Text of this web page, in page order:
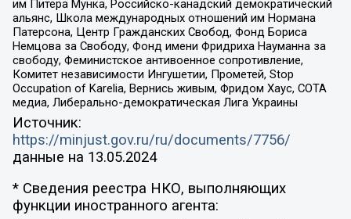
им Питера Мунка, Российско-канадский демократический
альянс, Школа международных отношений им Нормана
Патерсона, Центр Гражданских Свобод, Фонд Бориса
Немцова за Свободу, Фонд имени Фридриха Науманна за
свободу, Феминистское антивоенное сопротивление,
Комитет независимости Ингушетии, Прометей, Stop
Occupation of Karelia, Вернись живым, Фридом Хаус, СОТА
медиа, Либерально-демократическая Лига Украины
Источник:
https://minjust.gov.ru/ru/documents/7756/
данные на 13.05.2024
* Сведения реестра НКО, выполняющих
функции иностранного агента: